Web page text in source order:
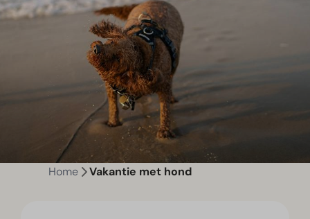
Home Vakantie met hond